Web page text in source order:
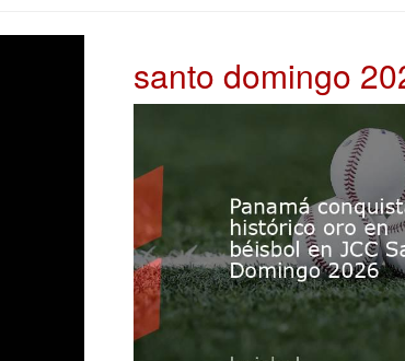
santo domingo